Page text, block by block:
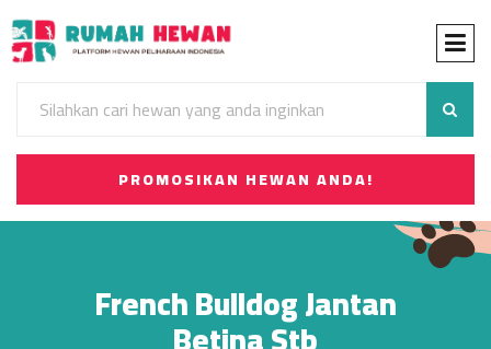
PROMOSIKAN HEWAN ANDA!
French Bulldog Jantan